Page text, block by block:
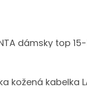
dámsky top
produktu je 5 z 5
produktu je 5 z 5